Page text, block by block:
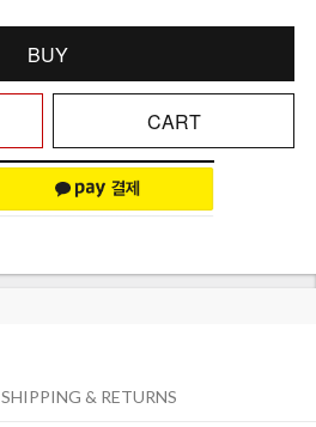
BUY
CART
SHIPPING & RETURNS